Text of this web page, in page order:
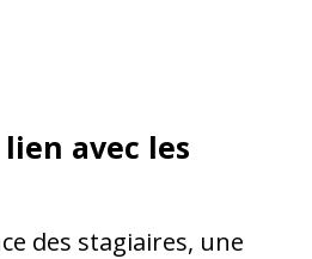
avec les
des stagiaires, une